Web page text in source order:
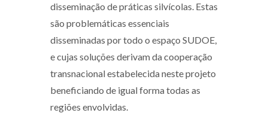
disseminação de práticas silvícolas. Estas
são problemáticas essenciais
disseminadas por todo o espaço SUDOE,
e cujas soluções derivam da cooperação
transnacional estabelecida neste projeto
beneficiando de igual forma todas as
regiões envolvidas.